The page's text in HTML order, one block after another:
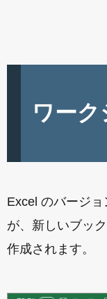
ワー
Excel のバージ
が、新しいブッ
作成されます。